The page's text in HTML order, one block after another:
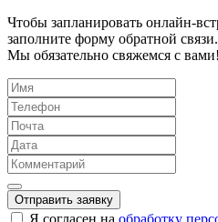
Чтобы запланировать онлайн-
заполните форму обратной связи.
Мы обязательно свяжемся с вами!
Отправить заявку
Я согласен на обработку